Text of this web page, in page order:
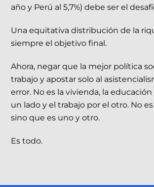
año y Perú al 5,7%) debe ser el
Una equitativa distribución de la
siempre el objetivo final.
Ahora, negar que la mejor política
trabajo y apostar solo al
error. No es la vivienda, la
un lado y el trabajo por el otro. No
sino que es uno y otro.
Es todo.